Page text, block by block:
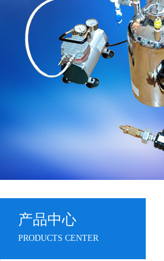
产品中心
PRODUCTS CENTER